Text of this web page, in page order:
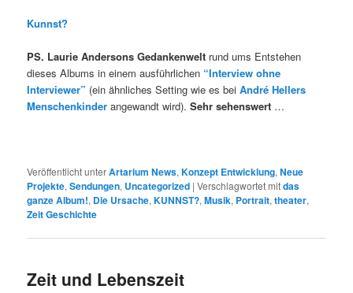
Kunnst?
PS. Laurie Andersons Gedankenwelt rund ums Entstehen
dieses Albums in einem ausführlichen “Interview ohne
Interviewer” (ein ähnliches Setting wie es beiAndré Hellers
Menschenkinder angewandt wird).Sehr sehenswert …
Veröffentlicht unterArtarium News,Konzept Entwicklung,Neue
Projekte,Sendungen, Uncategorized |Verschlagwortet mitdas
ganze Album!, Die Ursache,KUNNST?,Musik, Portrait,theater,
Zeit Geschichte
Zeit und Lebenszeit